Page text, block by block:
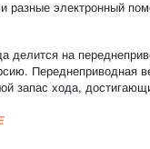
разные электронный
делится на
Переднеприводная
запас хода,